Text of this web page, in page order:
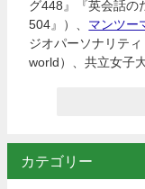
グ448』『英会話の
504』）、 マンツー
ジオパーソナリテ
world）、共立女子
カテゴリー